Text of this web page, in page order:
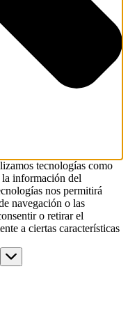
tecnologías como
la información del
nos permitirá
navegación o las
o retirar el
a ciertas características